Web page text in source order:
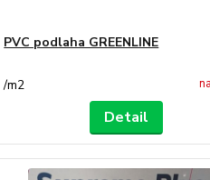
PVC podlaha GREENLINE
/m2
Detail